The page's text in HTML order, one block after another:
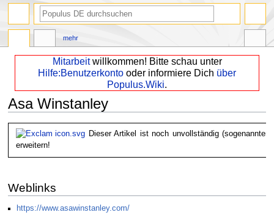
Mitarbeitwillkommen! Bitte schau unter
Hilfe:Benutzerkonto oder informiere Dich über
Populus.Wiki.
Asa Winstanley
Zur
Navigation
Zur
Suche
Dieser Artikel ist noch unvollständig (sogenannter "
erweitern!
Weblinks
https://www.asawinstanley.com/
mehr